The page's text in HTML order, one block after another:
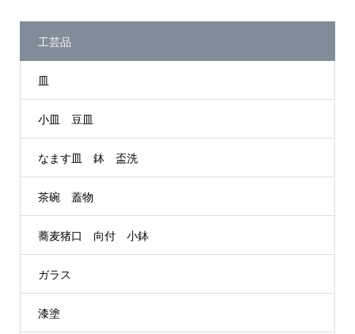
工芸品
皿
小皿 豆皿
なます皿 鉢 盃洗
茶碗 蓋物
蕎麦猪口 向付 小鉢
ガラス
漆塗